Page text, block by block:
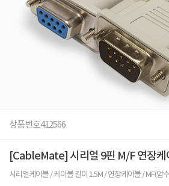
상품번호412566
[CableMate] 시리얼 9핀 M/F 연장
시리얼케이블 / 케이블 길이 1.5M / 연장케이블 / MF(암